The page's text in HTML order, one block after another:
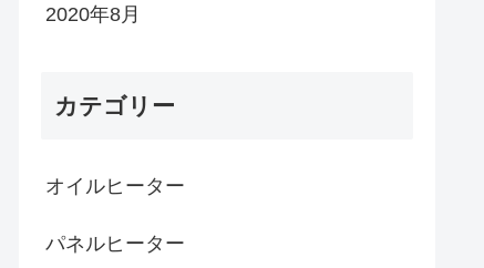
2020年8月
カテゴリー
オイルヒーター
パネルヒーター